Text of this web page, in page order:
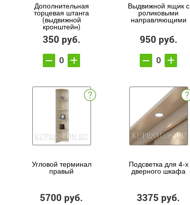
Дополнительная
торцевая штанга
(выдвижной
кронштейн)
350 руб.
Выдвижной ящик с
роликовыми
направляющими
950 руб.
Угловой терминал
правый
5700 руб.
Подсветка для 4-х
дверного шкафа
3375 руб.